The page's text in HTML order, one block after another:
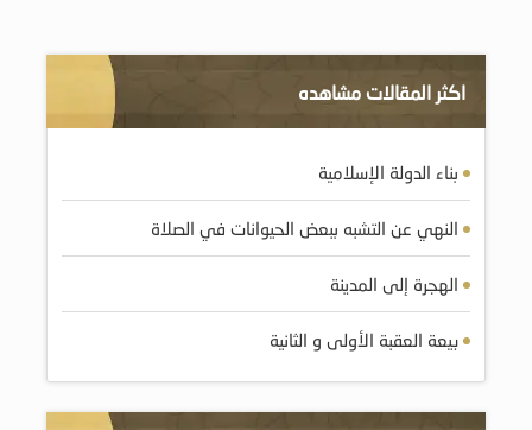
اكثر المقالات مشاهده
بناء الدولة الإسلامية
النهي عن التشبه ببعض الحيوانات في الصلاة
الهجرة إلى المدينة
بيعة العقبة الأولى و الثانية